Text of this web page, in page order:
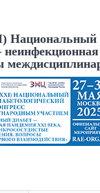
Национальный